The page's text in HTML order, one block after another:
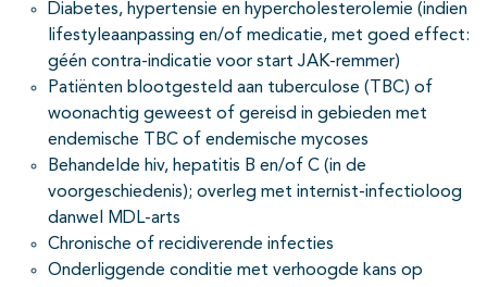
Diabetes, hypertensie en hypercholesterolemie (indien
lifestyleaanpassing en/of medicatie, met goed effect:
géén contra-indicatie voor start JAK-remmer)
Patiënten blootgesteld aan tuberculose (TBC) of
woonachtig geweest of gereisd in gebieden met
endemische TBC of endemische mycoses
Behandelde hiv, hepatitis B en/of C (in de
voorgeschiedenis); overleg met internist-infectioloog
danwel MDL-arts
Chronische of recidiverende infecties
Onderliggende conditie met verhoogde kans op